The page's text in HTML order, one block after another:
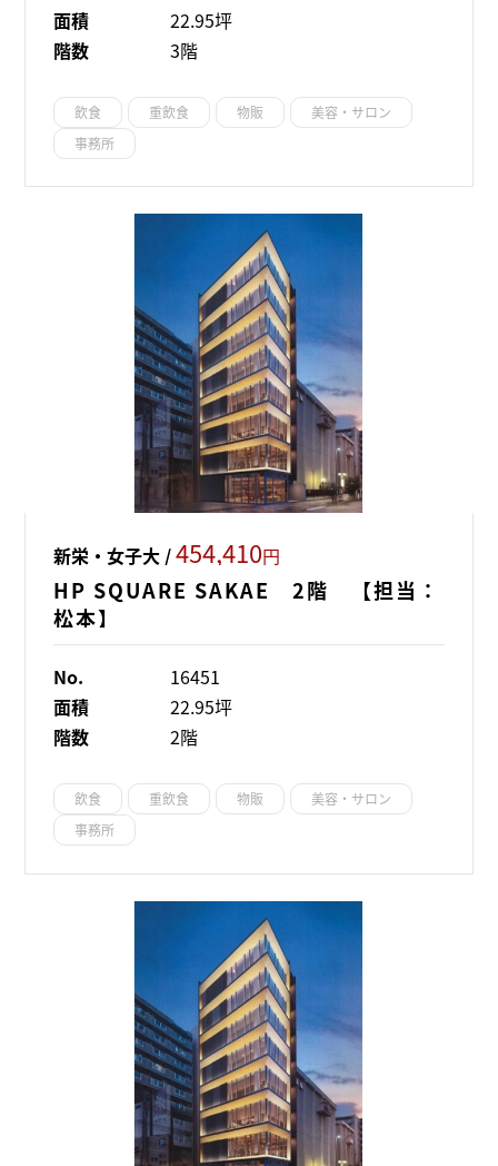
面積
22.95坪
階数
3階
飲食 重飲食 物販
美容・サロン
事務所
新栄・女子大 /454,410円
HP SQUARE SAKAE 2階 【担当：
松本】
No.
16451
面積
22.95坪
階数
2階
飲食 重飲食 物販
美容・サロン
事務所